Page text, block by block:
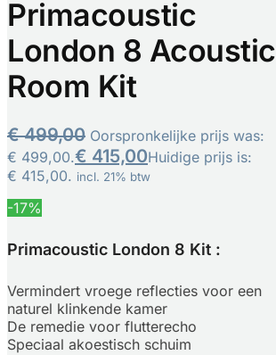
Primacoustic
London 8 Acoustic
Room Kit
€499,00 Oorspronkelijke prijs was:
€ 499,00.€ 415,00Huidige prijs is:
€ 415,00. incl. 21% btw
-17%
Primacoustic London 8 Kit :
Vermindert vroege reflecties voor een
naturel klinkende kamer
De remedie voor flutterecho
Speciaal akoestisch schuim